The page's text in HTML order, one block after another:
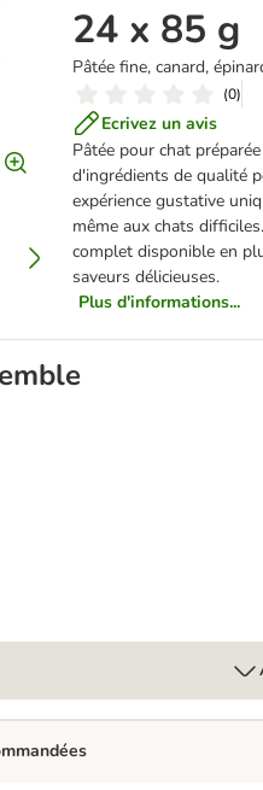
24 x 85 g
Pâtée fine, canard,
(0)
Ecrivez un avis
Pâtée pour chat
d'ingrédients de qualité
expérience gustative
même aux chats
complet disponible en
saveurs délicieuses.
Plus d'informations...
x 85 g& oméga 3